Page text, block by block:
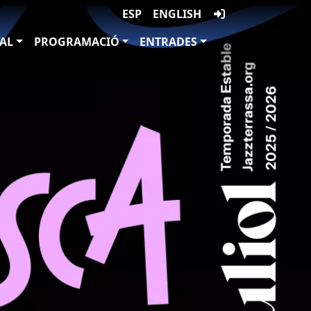
ESP
ENGLISH
PROGRAMACIÓ ENTRADES